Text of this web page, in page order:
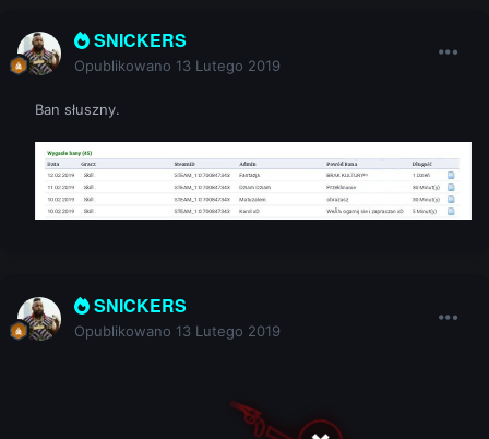
SNICKERS
Opublikowano 13 Lutego 2019
Ban słuszny.
SNICKERS
Opublikowano 13 Lutego 2019